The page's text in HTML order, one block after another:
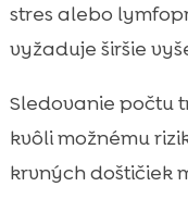
stres alebo
vyžaduje širšie
Sledovanie počtu
kvôli možnému
krvných doštičiek